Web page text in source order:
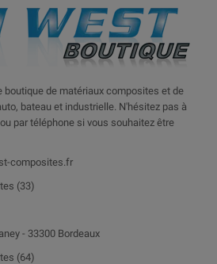
boutique de matériaux composites et de
bateau et industrielle. N'hésitez pas à
par téléphone si vous souhaitez être
composites.fr
(33)
- 33300 Bordeaux
(64)